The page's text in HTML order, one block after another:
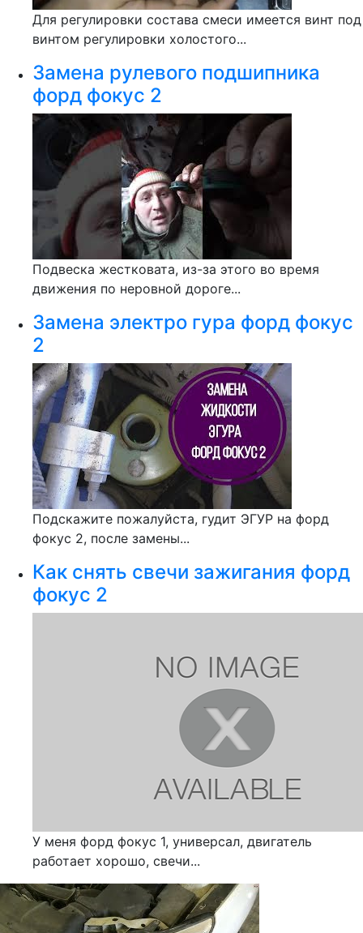
Для регулировки состава смеси имеется винт под
винтом регулировки холостого...
Замена рулевого подшипника
форд фокус 2
Подвеска жестковата, из-за этого во время
движения по неровной дороге...
Замена электро гура форд фокус
2
Подскажите пожалуйста, гудит ЭГУР на форд
фокус 2, после замены...
Как снять свечи зажигания форд
фокус 2
У меня форд фокус 1, универсал, двигатель
работает хорошо, свечи...